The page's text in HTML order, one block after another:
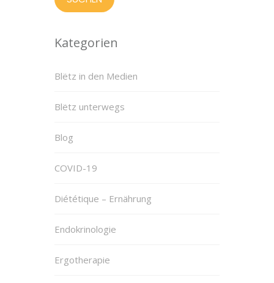
Kategorien
Blëtz in den Medien
Blëtz unterwegs
Blog
COVID-19
Diététique – Ernährung
Endokrinologie
Ergotherapie